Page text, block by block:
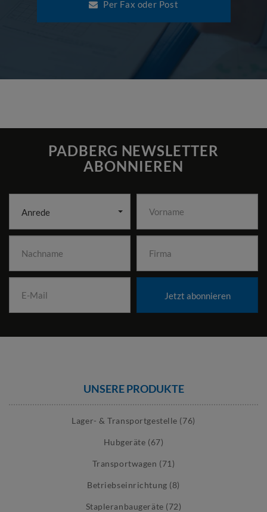
Per Fax oder Post
PADBERG NEWSLETTER
ABONNIEREN
Anrede
Jetzt abonnieren
UNSERE PRODUKTE
Lager- & Transportgestelle (76)
Hubgeräte (67)
Transportwagen (71)
Betriebseinrichtung (8)
Stapleranbaugeräte (72)